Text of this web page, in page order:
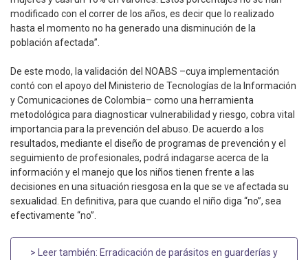
modificado con el correr de los años, es decir que lo realizado
hasta el momento no ha generado una disminución de la
población afectada”.
De este modo, la validación del NOABS –cuya implementación
contó con el apoyo del Ministerio de Tecnologías de la Información
y Comunicaciones de Colombia– como una herramienta
metodológica para diagnosticar vulnerabilidad y riesgo, cobra vital
importancia para la prevención del abuso. De acuerdo a los
resultados, mediante el diseño de programas de prevención y el
seguimiento de profesionales, podrá indagarse acerca de la
información y el manejo que los niños tienen frente a las
decisiones en una situación riesgosa en la que se ve afectada su
sexualidad. En definitiva, para que cuando el niño diga “no”, sea
efectivamente “no”.
> Leer también: Erradicación de parásitos en guarderías y